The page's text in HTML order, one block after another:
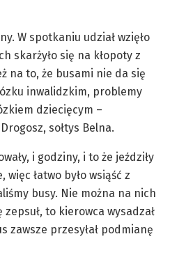
W spotkaniu udział wzięło
skarżyło się na kłopoty z
na to, że busami nie da się
inwalidzkim, problemy
dziecięcym –
sołtys Belna.
i godziny, i to że jeździły
łatwo było wsiąść z
busy. Nie można na nich
zepsuł, to kierowca wysadzał
zawsze przesyłał podmianę